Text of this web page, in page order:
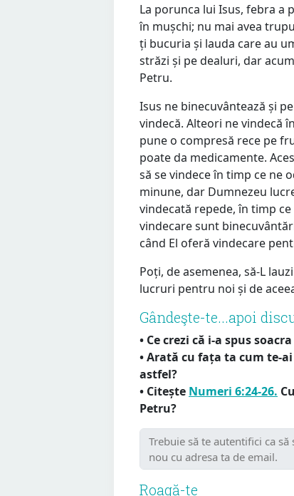
La porunca lui Isus, febra a
în mușchi; nu mai avea
ți bucuria și lauda care au
străzi și pe dealuri, dar
Petru.
Isus ne binecuvântează și
vindecă. Alteori ne vindecă
pune o compresă rece pe
poate da medicamente.
să se vindece în timp ce ne
minune, dar Dumnezeu
vindecată repede, în timp
vindecare sunt
când El oferă vindecare
Poți, de asemenea, să-L
lucruri pentru noi și de
Gândeşte-te...apoi
• Ce crezi că i-a spus
• Arată cu fața ta cum te-
astfel?
• Citește Numeri 6:24-26.
Petru?
Roagă-te